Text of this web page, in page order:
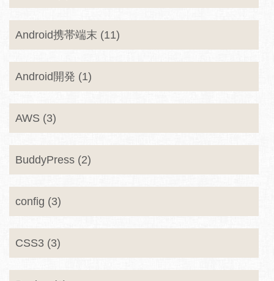
Android携帯端末 (11)
Android開発 (1)
AWS (3)
BuddyPress (2)
config (3)
CSS3 (3)